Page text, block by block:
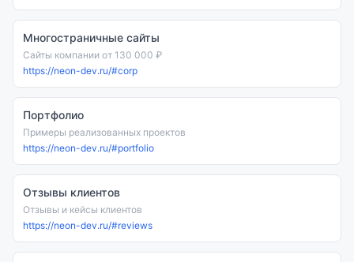
Многостраничные сайты
Сайты компании от 130 000 ₽
https://neon-dev.ru/#corp
Портфолио
Примеры реализованных проектов
https://neon-dev.ru/#portfolio
Отзывы клиентов
Отзывы и кейсы клиентов
https://neon-dev.ru/#reviews